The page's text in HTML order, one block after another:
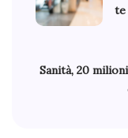
te
Sanità, 20